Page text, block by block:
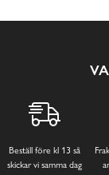
Beställ före kl 13 så
skickar vi samma dag